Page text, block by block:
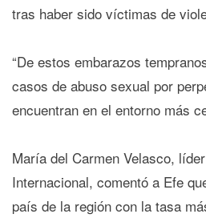
tras haber sido víctimas de
“De estos embarazos
casos de abuso sexual por
encuentran en el entorno más
María del Carmen Velasco,
Internacional, comentó a Efe
país de la región con la tasa